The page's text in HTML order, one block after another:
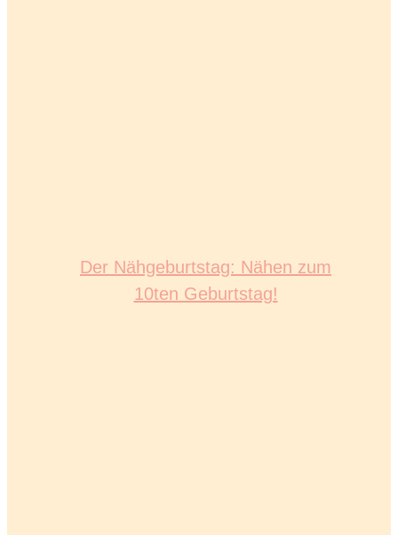
Der Nähgeburtstag: Nähen zum
10ten Geburtstag!